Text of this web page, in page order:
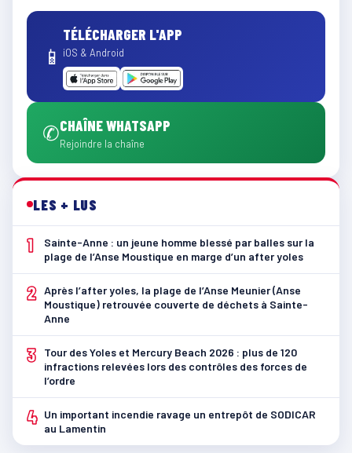
📱
TÉLÉCHARGER L'APP
iOS & Android
✆CHAÎNE WHATSAPP
Rejoindre la chaîne
LES + LUS
1
Sainte-Anne : un jeune homme blessé par balles sur la
plage de l’Anse Moustique en marge d’un after yoles
2 Après l’after yoles, la plage de l’Anse Meunier (Anse
Moustique) retrouvée couverte de déchets à Sainte-
Anne
3
Tour des Yoles et Mercury Beach 2026 : plus de 120
infractions relevées lors des contrôles des forces de
l’ordre
4 Un important incendie ravage un entrepôt de SODICAR
au Lamentin